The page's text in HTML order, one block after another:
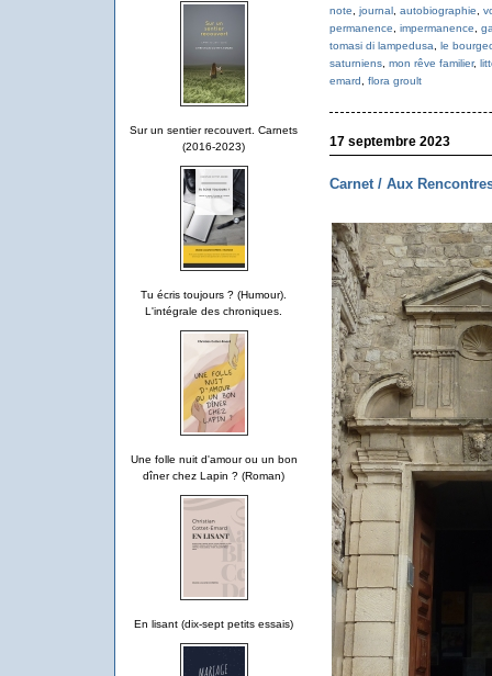
Sur un sentier recouvert. Carnets
(2016-2023)
Tu écris toujours ? (Humour).
L'intégrale des chroniques.
Une folle nuit d'amour ou un bon
dîner chez Lapin ? (Roman)
En lisant (dix-sept petits essais)
note
journal, autobiographie
permanence
impermanence
tomasi di lampedusa
le
saturniens, mon rêve familier,
emard
flora groult
17 septembre 2023
Carnet / Aux